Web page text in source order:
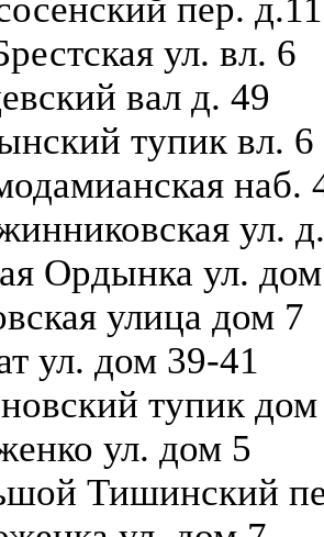
пер. д.11
ул. вл. 6
вал д. 49
тупик вл. 6
наб.
ул.
Ордынка ул.
улица дом 7
ул. дом 39-41
тупик
ул. дом 5
Тишинский